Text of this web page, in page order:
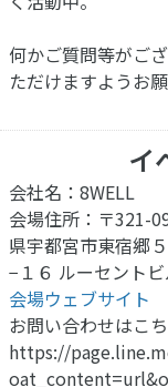
何かご質問等がご
ただけますようお
イ
会社名：8WELL
会場住所：〒321-
県宇都宮市東宿郷
−１６ ルーセント
会場ウェブサイト
お問い合わせはこ
https://